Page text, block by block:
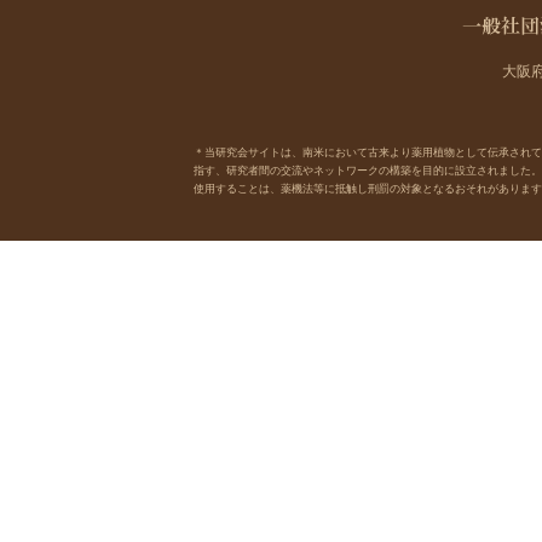
大阪
＊当研究会サイトは、南米において古来より薬用植物として伝承さ
指す、研究者間の交流やネットワークの構築を目的に設立されました
使用することは、薬機法等に抵触し刑罰の対象となるおそれがありま